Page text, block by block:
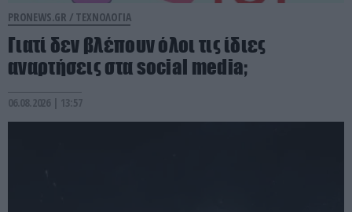
PRONEWS.GR / ΤΕΧΝΟΛΟΓΙΑ
Γιατί δεν βλέπουν όλοι τις ίδιες
αναρτήσεις στα social media;
06.08.2026 | 13:57